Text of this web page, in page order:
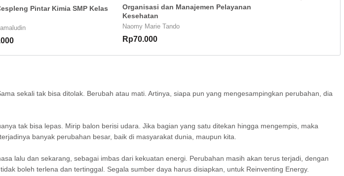
Pintar Kimia SMP Kelas
Organisasi dan Manajemen Pelayanan
Kesehatan
Naomy Marie Tando
Rp70.000
sekali tak bisa ditolak. Berubah atau mati. Artinya, siapa pun yang mengesampingkan perubahan, dia
tak bisa lepas. Mirip balon berisi udara. Jika bagian yang satu ditekan hingga mengempis, maka
banyak perubahan besar, baik di masyarakat dunia, maupun kita.
lalu dan sekarang, sebagai imbas dari kekuatan energi. Perubahan masih akan terus terjadi, dengan
boleh terlena dan tertinggal. Segala sumber daya harus disiapkan, untuk Reinventing Energy.